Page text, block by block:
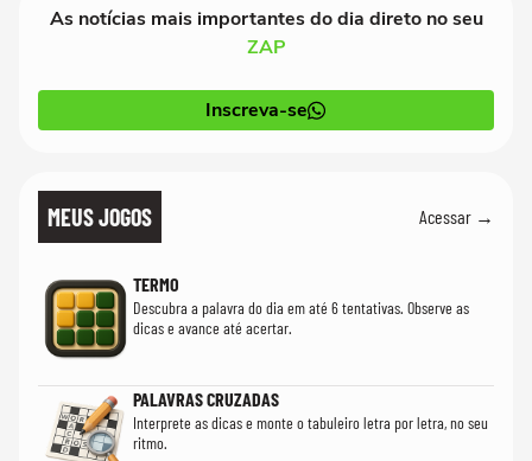
As notícias mais importantes do dia direto no seu
ZAP
Inscreva-se
MEUS JOGOS Acessar →
TERMO
Descubra a palavra do dia em até 6 tentativas. Observe as
dicas e avance até acertar.
PALAVRAS CRUZADAS
Interprete as dicas e monte o tabuleiro letra por letra, no seu
ritmo.